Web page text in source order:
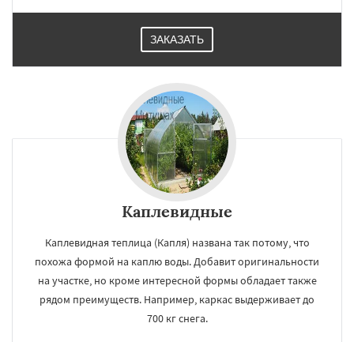
ЗАКАЗАТЬ
Каплевидные
Каплевидная теплица (Капля) названа так потому, что
похожа формой на каплю воды. Добавит оригинальности
на участке, но кроме интересной формы обладает также
рядом преимуществ. Например, каркас выдерживает до
700 кг снега.